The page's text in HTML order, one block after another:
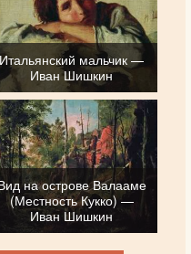
Итальянский мальчик —
Иван Шишкин
на острове Валааме
(Местность Кукко) —
Иван Шишкин